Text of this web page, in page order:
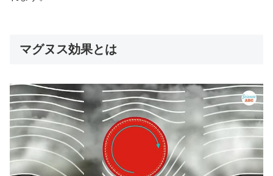
マグヌス効果とは